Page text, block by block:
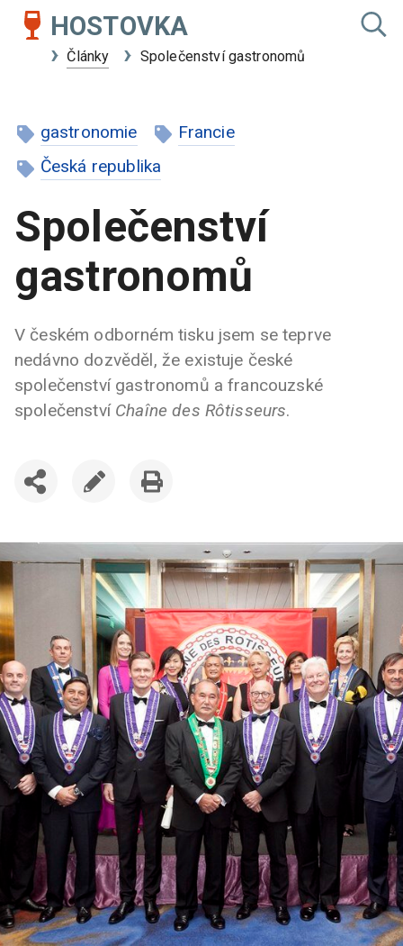
HOSTOVKA
Články Společenství gastronomů
gastronomie
Francie
Česká republika
Společenství
gastronomů
V českém odborném tisku jsem se teprve
nedávno dozvěděl, že existuje české
společenství gastronomů a francouzské
společenství Chaîne des Rôtisseurs.